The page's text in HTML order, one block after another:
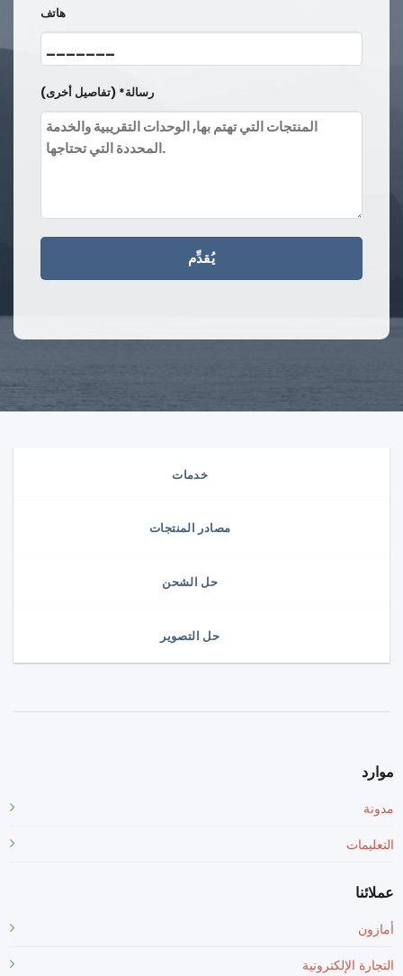
هاتف
رسالة* (تفاصيل أخرى)
خدمات
مصادر المنتجات
حل الشحن
حل التصوير
موارد
مدونة
التعليمات
عملائنا
أمازون
التجارة الإلكترونية